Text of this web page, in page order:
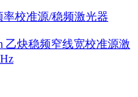
率校准源/稳频激光器
乙炔稳频窄线宽校准源激